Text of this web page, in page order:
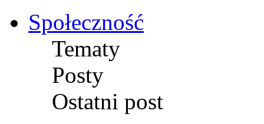
Społeczność
Tematy
Posty
Ostatni post